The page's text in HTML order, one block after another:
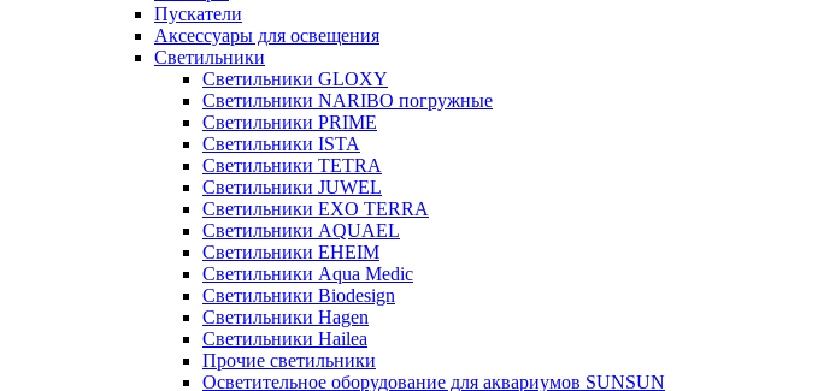
Пускатели
Аксессуары для освещения
Светильники
Светильники GLOXY
Светильники NARIBO погружные
Светильники PRIME
Светильники ISTA
Светильники TETRA
Светильники JUWEL
Светильники EXO TERRA
Светильники AQUAEL
Светильники EHEIM
Светильники Aqua Medic
Светильники Biodesign
Светильники Hagen
Светильники Hailea
Прочие светильники
Осветительное оборудование для аквариумов SUNSUN